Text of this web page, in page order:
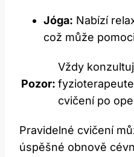
Jóga: Nabízí
což může
Pozor:
Vždy
cvičení po
Pravidelné cvičení
úspěšné obnově